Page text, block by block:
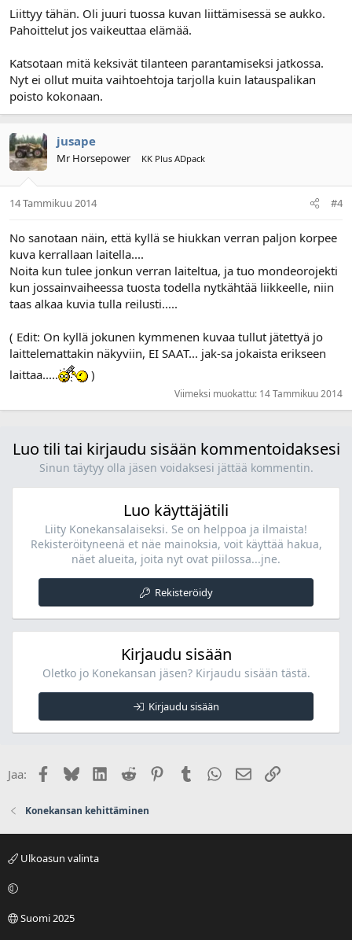
Liittyy tähän. Oli juuri tuossa kuvan liittämisessä se aukko.
Pahoittelut jos vaikeuttaa elämää.
Katsotaan mitä keksivät tilanteen parantamiseksi jatkossa.
Nyt ei ollut muita vaihtoehtoja tarjolla kuin latauspalikan
poisto kokonaan.
jusape
Mr Horsepower KK Plus ADpack
14 Tammikuu 2014 #4
No sanotaan näin, että kyllä se hiukkan verran paljon korpee
kuva kerrallaan laitella....
Noita kun tulee jonkun verran laiteltua, ja tuo mondeorojekti
kun jossainvaiheessa tuosta todella nytkähtää liikkeelle, niin
taas alkaa kuvia tulla reilusti.....
( Edit: On kyllä jokunen kymmenen kuvaa tullut jätettyä jo
laittelemattakin näkyviin, EI SAAT... jak-sa jokaista erikseen
laittaa.....
)
Viimeksi muokattu: 14 Tammikuu 2014
Luo tili tai kirjaudu sisään kommentoidaksesi
Sinun täytyy olla jäsen voidaksesi jättää kommentin.
Luo käyttäjätili
Liity Konekansalaiseksi. Se on helppoa ja ilmaista!
Rekisteröityneenä et näe mainoksia, voit käyttää hakua,
näet alueita, joita nyt ovat piilossa...jne.
Rekisteröidy
Kirjaudu sisään
Oletko jo Konekansan jäsen? Kirjaudu sisään tästä.
Kirjaudu sisään
Jaa: Facebook
BlueskyLinkedIn
Reddit PinterestTumblr WhatsApp
Sähköposti
Linkki
Konekansan kehittäminen
Ulkoasun valinta
Suomi 2025